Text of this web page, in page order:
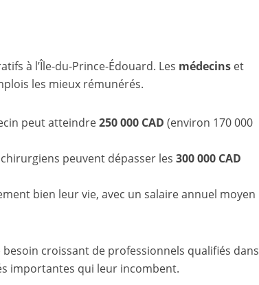
à l’Île-du-Prince-Édouard. Les médecins et
les mieux rémunérés.
peut atteindre250 000 CAD (environ 170 000
peuvent dépasser les 300 000 CAD
bien leur vie, avec un salaire annuel moyen
croissant de professionnels qualifiés dans
importantes qui leur incombent.